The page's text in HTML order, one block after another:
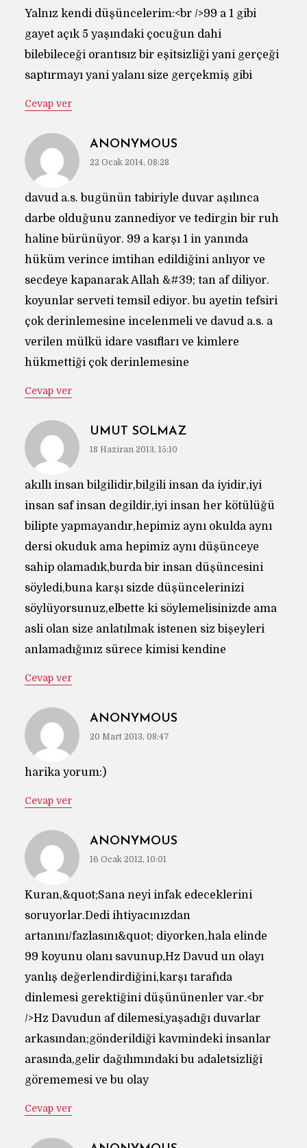
Yalnız kendi düşüncelerim:<br />99 a 1 gibi
gayet açık 5 yaşındaki çocuğun dahi
bilebileceği orantısız bir eşitsizliği yani gerçeği
saptırmayı yani yalanı size gerçekmiş gibi
Cevap ver
ANONYMOUS
22 Ocak 2014, 08:28
davud a.s. bugünün tabiriyle duvar aşılınca
darbe olduğunu zannediyor ve tedirgin bir ruh
haline bürünüyor. 99 a karşı 1 in yanında
hüküm verince imtihan edildiğini anlıyor ve
secdeye kapanarak Allah &#39; tan af diliyor.
koyunlar serveti temsil ediyor. bu ayetin tefsiri
çok derinlemesine incelenmeli ve davud a.s. a
verilen mülkü idare vasıfları ve kimlere
hükmettiği çok derinlemesine
Cevap ver
UMUT SOLMAZ
18 Haziran 2013, 15:10
akıllı insan bilgilidir,bilgili insan da iyidir,iyi
insan saf insan degildir,iyi insan her kötülüğü
bilipte yapmayandır,hepimiz aynı okulda aynı
dersi okuduk ama hepimiz aynı düşünceye
sahip olamadık,burda bir insan düşüncesini
söyledi,buna karşı sizde düşüncelerinizi
söylüyorsunuz,elbette ki söylemelisinizde ama
asli olan size anlatılmak istenen siz bişeyleri
anlamadığınız sürece kimisi kendine
Cevap ver
ANONYMOUS
20 Mart 2013, 08:47
harika yorum:)
Cevap ver
ANONYMOUS
16 Ocak 2012, 10:01
Kuran,&quot;Sana neyi infak edeceklerini
soruyorlar.Dedi ihtiyacınızdan
artanını/fazlasını&quot; diyorken,hala elinde
99 koyunu olanı savunup,Hz Davud un olayı
yanlış değerlendirdiğini,karşı tarafıda
dinlemesi gerektiğini düşününenler var.<br
/>Hz Davudun af dilemesi,yaşadığı duvarlar
arkasından;gönderildiği kavmindeki insanlar
arasında,gelir dağılımındaki bu adaletsizliği
görememesi ve bu olay
Cevap ver